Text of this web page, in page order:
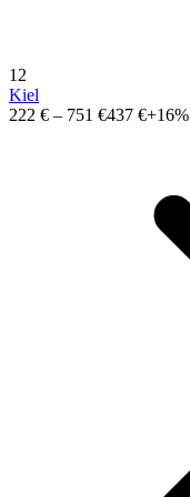
12
Kiel
222 € – 751 €437 €+16%